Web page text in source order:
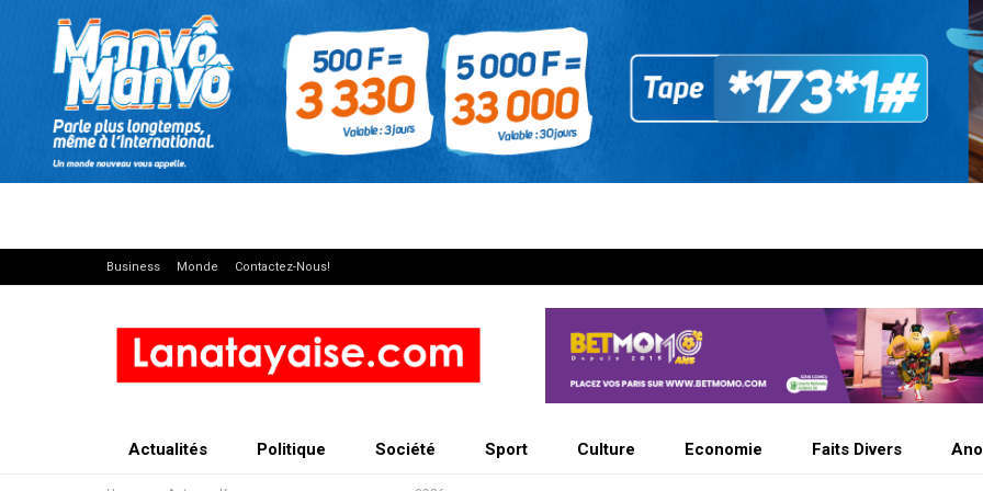
Business Monde Contactez-Nous!
Actualités Politique Société Sport Culture Economie Faits Divers